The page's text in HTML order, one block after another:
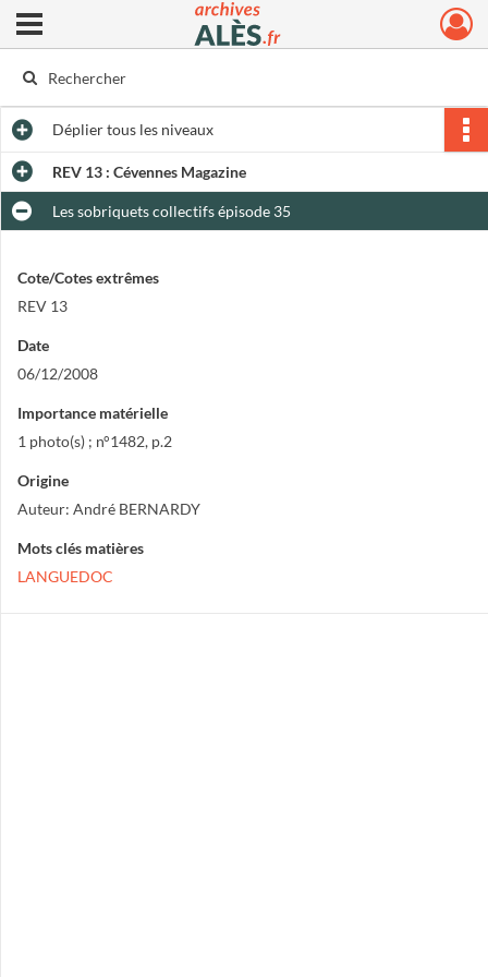
Archives municipales d'Alès
Ouvrir le menu déroulant
Dépliertous les niveaux
REV 13 : Cévennes Magazine
Les sobriquets collectifs épisode 35
Cote/Cotes extrêmes
REV 13
Date
06/12/2008
Importance matérielle
1 photo(s) ; n°1482, p.2
Origine
Auteur: André BERNARDY
Mots clés matières
LANGUEDOC